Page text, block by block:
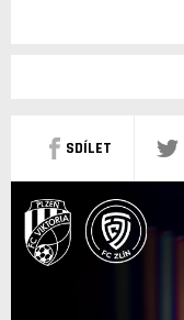
SDÍLET